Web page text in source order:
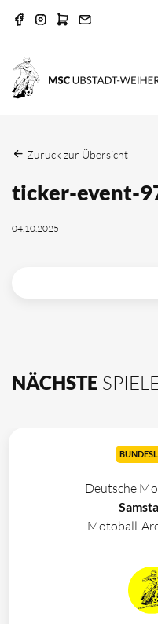
Zurück zur Übersicht
ticker-event-
04.10.2025
NÄCHSTE
Deutsche
Motoball-